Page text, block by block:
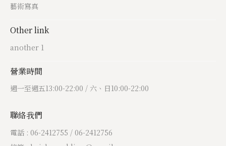
藝術寫真
Other link
another 1
營業時間
週一至週五13:00-22:00 / 六、日10:00-22:00
聯絡我們
電話 : 06-2412755 / 06-2412756